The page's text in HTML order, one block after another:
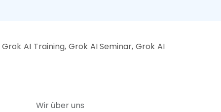
AI Training, Grok AI Seminar, Grok AI
Wir über uns